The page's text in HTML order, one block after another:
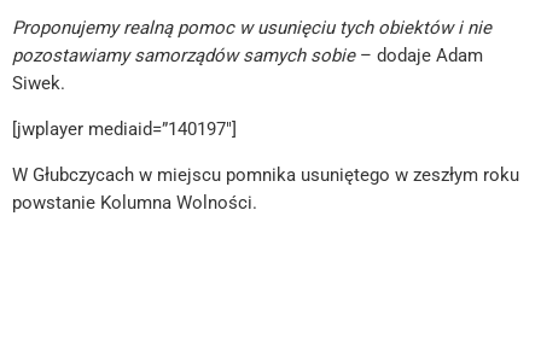
Proponujemy realną pomoc w usunięciu tych obiektów i nie
pozostawiamy samorządów samych sobie– dodaje Adam
Siwek.
[jwplayer mediaid=”140197″]
W Głubczycach w miejscu pomnika usuniętego w zeszłym roku
powstanie Kolumna Wolności.